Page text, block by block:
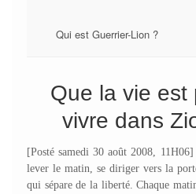
Qui est Guerrier-Lion ?
Que la vie est
vivre dans
[Posté samedi 30 août 2008, 11H06]
lever le matin, se diriger vers la
qui sépare de la liberté. Chaque